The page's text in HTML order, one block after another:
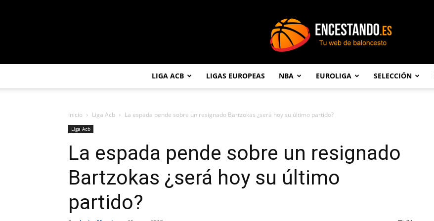
LIGA ACB LIGAS EUROPEAS NBA EUROLIGA SELECCIÓN
Inicio Liga Acb La espada pende sobre un resignado Bartzokas ¿será hoy su último partido?
Liga Acb
La espada pende sobre un resignado
Bartzokas ¿será hoy su último
partido?